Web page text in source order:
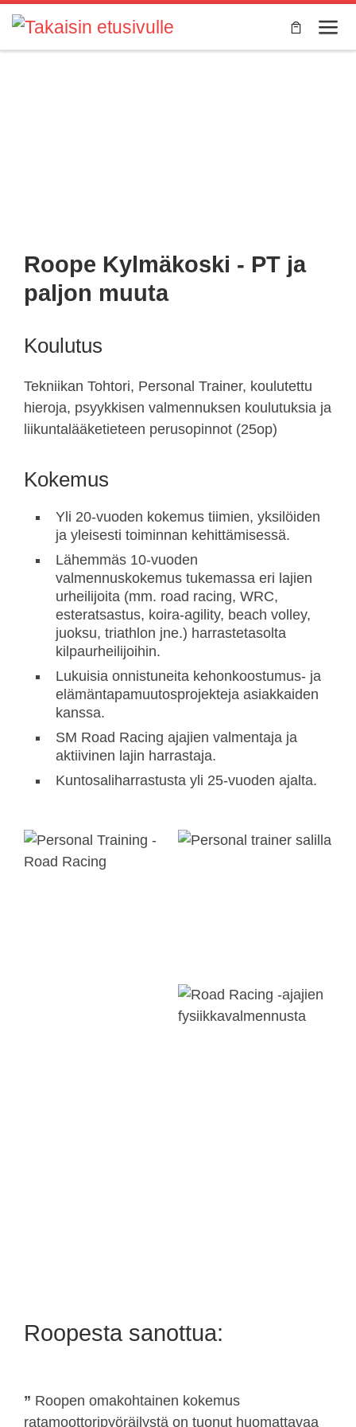
Skip to content
Roope Kylmäkoski - PT ja
paljon muuta
Koulutus
Tekniikan Tohtori, Personal Trainer, koulutettu
hieroja, psyykkisen valmennuksen koulutuksia ja
liikuntalääketieteen perusopinnot (25op)
Kokemus
Yli 20-vuoden kokemus tiimien, yksilöiden
ja yleisesti toiminnan kehittämisessä.
Lähemmäs 10-vuoden
valmennuskokemus tukemassa eri lajien
urheilijoita (mm. road racing, WRC,
esteratsastus, koira-agility, beach volley,
juoksu, triathlon jne.) harrastetasolta
kilpaurheilijoihin.
Lukuisia onnistuneita kehonkoostumus- ja
elämäntapamuutosprojekteja asiakkaiden
kanssa.
SM Road Racing ajajien valmentaja ja
aktiivinen lajin harrastaja.
Kuntosaliharrastusta yli 25-vuoden ajalta.
Roopesta sanottua:
” Roopen omakohtainen kokemus
ratamoottoripyöräilystä on tuonut huomattavaa